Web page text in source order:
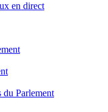
en direct
du Parlement